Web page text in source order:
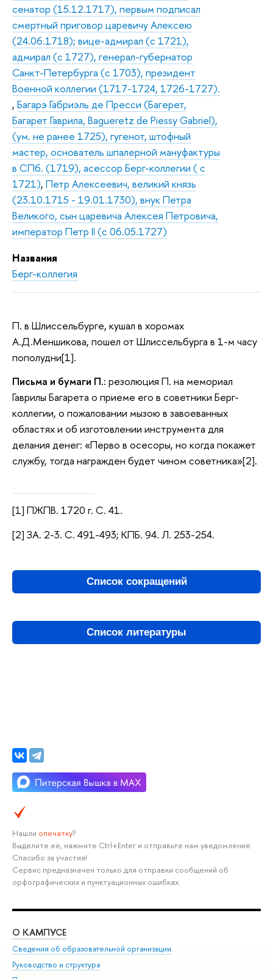
сенатор (15.12.1717), первым подписал
смертный приговор царевичу Алексею
(24.06.1718); вице-адмирал (с 1721),
адмирал (с 1727), генерал-губернатор
Санкт-Петербурга (с 1703), президент
Военной коллегии (1717-1724, 1726-1727).
, Багарэ Габриэль де Пресси (Багерет,
Багарет Гаврила, Bagueretz de Piessy Gabriel),
(ум. не ранее 1725), гугенот, штофный
мастер, основатель шпалерной мануфактуры
в СПб. (1719), асессор Берг-коллегии ( с
1721), Петр Алексеевич, великий князь
(23.10.1715 - 19.01.1730), внук Петра
Великого, сын царевича Алексея Петровича,
император Петр II (с 06.05.1727)
Названия
Берг-коллегия
П. в Шлиссельбурге, кушал в хоромах
А.Д.Меншикова, пошел от Шлиссельбурга в 1-м часу
пополудни[1].
Письма и бумаги П.: резолюция П. на мемориал
Гаврилы Багарета о приеме его в советники Берг-
коллегии, о пожаловании мызою в завоеванных
областях и об изготовлении инструмента для
делания денег: «Перво в осесоры, но когда покажет
службу, тогда награжден будет чином советника»[2].
[1] ПЖПВ. 1720 г. С. 41.
[2] ЗА. 2-3. С. 491-493; КПБ. 94. Л. 253-254.
Список сокращений
Список литературы
Нашли опечатку?
Выделите её, нажмите Ctrl+Enter и отправьте нам уведомление.
Спасибо за участие!
Сервис предназначен только для отправки сообщений об
орфографических и пунктуационных ошибках.
О КАМПУСЕ
Сведения об образовательной организации
Руководство и структура